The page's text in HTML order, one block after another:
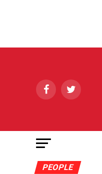
PEOPLE